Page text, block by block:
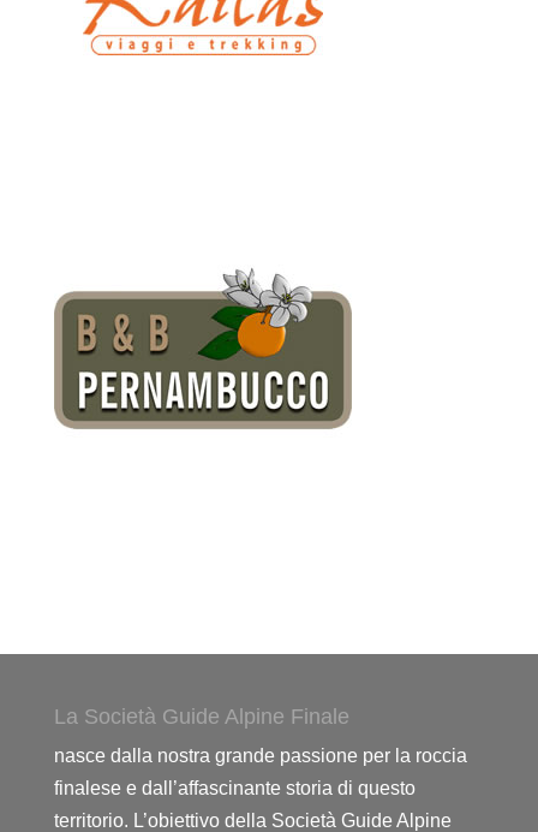
La Società Guide Alpine Finale
nasce dalla nostra grande passione per la roccia
finalese e dall’affascinante storia di questo
territorio. L’obiettivo della Società Guide Alpine